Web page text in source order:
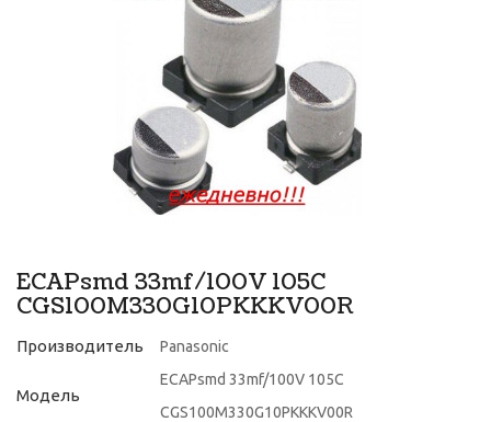
ECAPsmd 33mf/100V 105C
CGS100M330G10PKKKV00R
Производитель Panasonic
Модель
ECAPsmd 33mf/100V 105C
CGS100M330G10PKKKV00R